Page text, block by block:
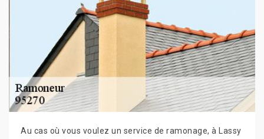
Au cas où vous voulez un service de ramonage, à Lassy